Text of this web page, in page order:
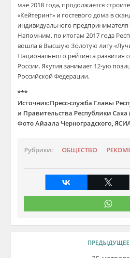
мае 2018 года, продолжается
«Кейтеринг» и гостевого дома в
индивидуального
Напомним, по итогам 2017 года
вошла в Высшую Золотую лигу
Национального рейтинга развития
России. Якутия занимает 12-ую
Российской Федерации.
***
Источник:Пресс-служба Главы
и Правительства Республики Саха
Фото Айаала Черноградского,
Рубрики: ОБЩЕСТВО
ПРЕДЫДУЩЕЕ